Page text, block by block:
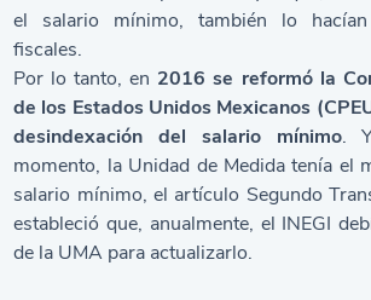
el salario mínimo, también lo
fiscales.
Por lo tanto, en 2016 se reformó la
de los Estados Unidos Mexicanos
desindexación del salario mínimo.
momento, la Unidad de Medida tenía el
salario mínimo, el artículo Segundo
estableció que, anualmente, el INEGI
de la UMA para actualizarlo.